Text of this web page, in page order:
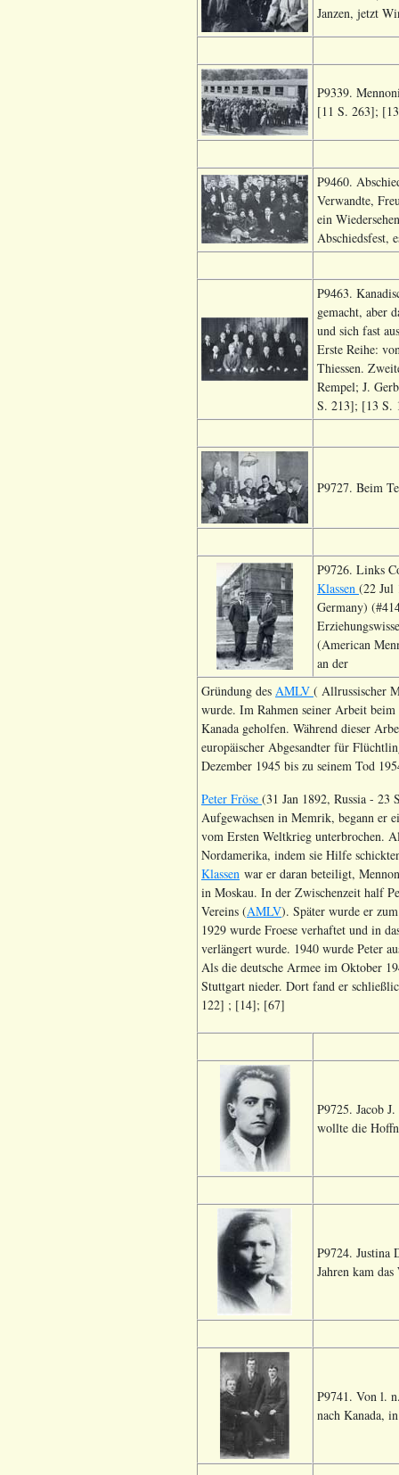
Janzen, jetzt
P9339.
[11 S. 263];
P9460.
Verwandte,
ein
Abschiedsfest,
P9463.
gemacht, aber
und sich fast
Erste Reihe:
Thiessen.
Rempel; J.
S. 213]; [13 S.
P9727. Beim
P9726. Links
Klassen (22 Jul
Germany)
(American
an der
Gründung des AMLV ( Allrussischer
wurde. Im Rahmen seiner Arbeit
Kanada geholfen. Während dieser
europäischer Abgesandter für
Dezember 1945 bis zu seinem Tod
Peter Fröse (31 Jan 1892, Russia - 23
Aufgewachsen in Memrik, begann er
vom Ersten Weltkrieg unterbrochen.
Nordamerika, indem sie Hilfe
Klassen war er daran beteiligt,
in Moskau. In der Zwischenzeit half
Vereins (AMLV). Später wurde er
1929 wurde Froese verhaftet und in
verlängert wurde. 1940 wurde Peter
Als die deutsche Armee im Oktober
Stuttgart nieder. Dort fand er
122] ; [14]; [67]
P9725. Jacob
wollte die
P9724. Justina
Jahren kam
P9741. Von l.
nach Kanada,